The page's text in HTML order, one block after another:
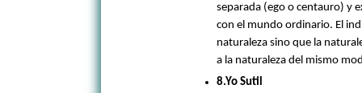
separada (ego o centauro) y
con el mundo ordinario. El
naturaleza sino que la
a la naturaleza del mismo
8.Yo Sutil